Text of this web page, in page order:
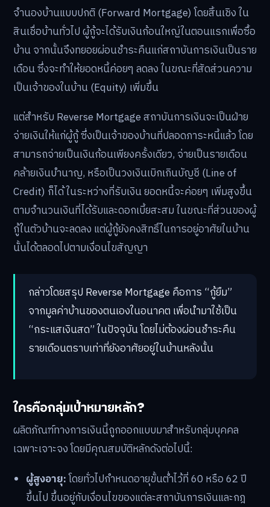
จำนองบ้านแบบปกติ (Forward Mortgage) โดยสิ้นเชิง ใน
สินเชื่อบ้านทั่วไป ผู้กู้จะได้รับเงินก้อนใหญ่ในตอนแรกเพื่อซื้อ
บ้าน จากนั้นจึงทยอยผ่อนชำระคืนแก่สถาบันการเงินเป็นราย
เดือน ซึ่งจะทำให้ยอดหนี้ค่อยๆ ลดลง ในขณะที่สัดส่วนความ
เป็นเจ้าของในบ้าน (Equity) เพิ่มขึ้น
แต่สำหรับ Reverse Mortgage สถาบันการเงินจะเป็นฝ่าย
จ่ายเงินให้แก่ผู้กู้ ซึ่งเป็นเจ้าของบ้านที่ปลอดภาระหนี้แล้ว โดย
สามารถจ่ายเป็นเงินก้อนเพียงครั้งเดียว, จ่ายเป็นรายเดือน
คล้ายเงินบำนาญ, หรือเป็นวงเงินเบิกเกินบัญชี (Line of
Credit) ก็ได้ ในระหว่างที่รับเงิน ยอดหนี้จะค่อยๆ เพิ่มสูงขึ้น
ตามจำนวนเงินที่ได้รับและดอกเบี้ยสะสม ในขณะที่ส่วนของผู้
กู้ในตัวบ้านจะลดลง แต่ผู้กู้ยังคงสิทธิ์ในการอยู่อาศัยในบ้าน
นั้นได้ตลอดไปตามเงื่อนไขสัญญา
กล่าวโดยสรุป Reverse Mortgage คือการ “กู้ยืม”
จากมูลค่าบ้านของตนเองในอนาคต เพื่อนำมาใช้เป็น
“กระแสเงินสด” ในปัจจุบัน โดยไม่ต้องผ่อนชำระคืน
รายเดือนตราบเท่าที่ยังอาศัยอยู่ในบ้านหลังนั้น
ใครคือกลุ่มเป้าหมายหลัก?
ผลิตภัณฑ์ทางการเงินนี้ถูกออกแบบมาสำหรับกลุ่มบุคคล
เฉพาะเจาะจง โดยมีคุณสมบัติหลักดังต่อไปนี้:
ผู้สูงอายุ:โดยทั่วไปกำหนดอายุขั้นต่ำไว้ที่ 60 หรือ 62 ปี
ขึ้นไป ขึ้นอยู่กับเงื่อนไขของแต่ละสถาบันการเงินและกฎ